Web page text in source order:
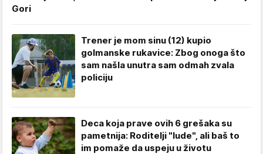
Gori
Trener je mom sinu (12) kupio
golmanske rukavice: Zbog onoga što
sam našla unutra sam odmah zvala
policiju
Deca koja prave ovih 6 grešaka su
pametnija: Roditelji "lude", ali baš to
im pomaže da uspeju u životu